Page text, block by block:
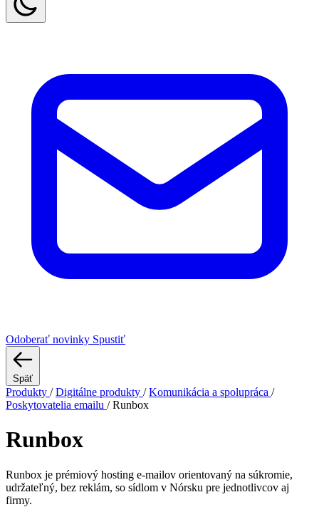
Odoberať novinky Spustiť
Späť
Produkty / Digitálne produkty / Komunikácia a spolupráca /
Poskytovatelia emailu / Runbox
Runbox
Runbox je prémiový hosting e-mailov orientovaný na súkromie,
udržateľný, bez reklám, so sídlom v Nórsku pre jednotlivcov aj
firmy.